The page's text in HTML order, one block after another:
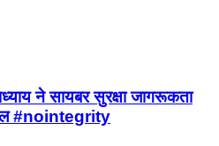
ने सायबर सुरक्षा जागरूकता
#nointegrity